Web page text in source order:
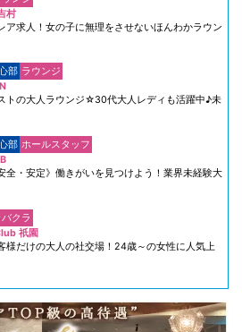
村
ア求人！女の子に無理をさせないほんわかラウン
部 ラウンジ
トの大人ラウンジ☆30代大人レディも活躍中♪未
部 ホールスタッフ
全・安定》働きがいを見つけよう！業界未経験大
クラ
祇園
様だけの大人の社交場！24歳～の女性に人気上